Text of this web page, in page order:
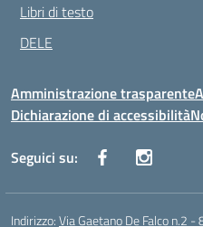
Libri di testo
DELE
Amministrazione trasparente
Dichiarazione di accessibilità
Seguici su:
Indirizzo:Via Gaetano De Falco n.2